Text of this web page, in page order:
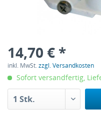
14,70 € *
inkl. MwSt.zzgl. Versandkosten
Sofort versandfertig,